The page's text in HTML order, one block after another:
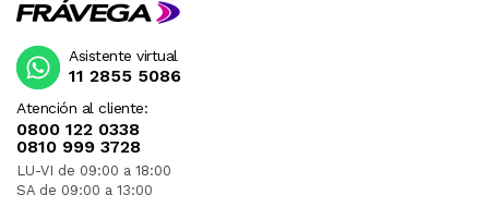
Atención al cliente:
0800 122 0338
0810 999 3728
LU-VI de 09:00 a 18:00
SA de 09:00 a 13:00
Asistente virtual
11 2855 5086